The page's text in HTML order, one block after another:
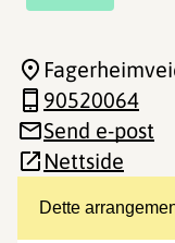
Dette
90520064
Send e-post
Nettside